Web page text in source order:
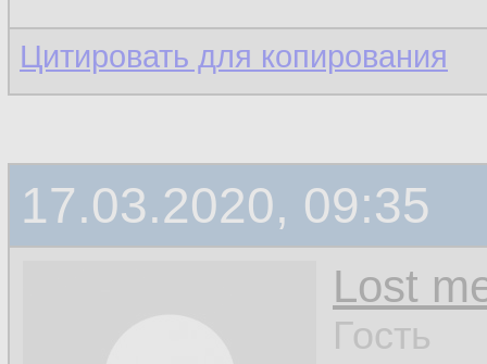
Цитировать для копирования
17.03.2020, 09:35
Lost
Гость